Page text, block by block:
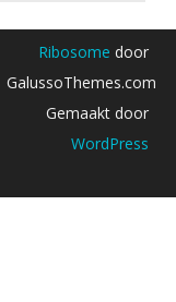
Ribosome door
GalussoThemes.com
Gemaakt door
WordPress